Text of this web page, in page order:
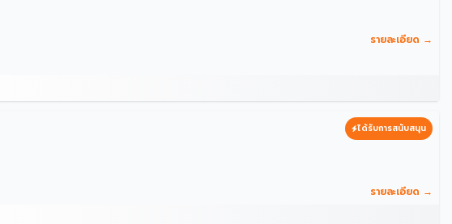
รายละเอียด →
ได้รับการสนับสนุน
รายละเอียด →